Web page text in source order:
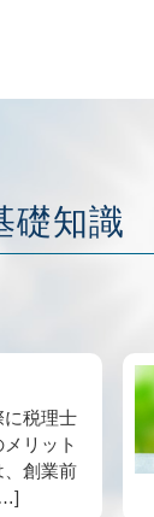
礎知識
に税理士
リット
、創業前